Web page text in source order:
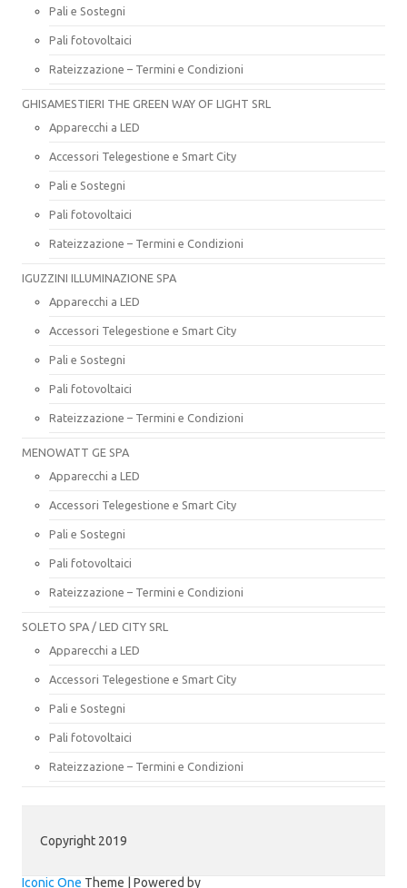
Pali e Sostegni
Pali fotovoltaici
Rateizzazione – Termini e Condizioni
GHISAMESTIERI THE GREEN WAY OF LIGHT SRL
Apparecchi a LED
Accessori Telegestione e Smart City
Pali e Sostegni
Pali fotovoltaici
Rateizzazione – Termini e Condizioni
IGUZZINI ILLUMINAZIONE SPA
Apparecchi a LED
Accessori Telegestione e Smart City
Pali e Sostegni
Pali fotovoltaici
Rateizzazione – Termini e Condizioni
MENOWATT GE SPA
Apparecchi a LED
Accessori Telegestione e Smart City
Pali e Sostegni
Pali fotovoltaici
Rateizzazione – Termini e Condizioni
SOLETO SPA / LED CITY SRL
Apparecchi a LED
Accessori Telegestione e Smart City
Pali e Sostegni
Pali fotovoltaici
Rateizzazione – Termini e Condizioni
Copyright 2019
Iconic One Theme | Powered by